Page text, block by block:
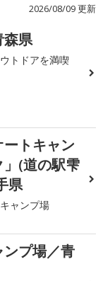
2026/08/09 更新
森県
トドアを満喫
トキャン
(道の駅雫
県
ャンプ場
プ場／青